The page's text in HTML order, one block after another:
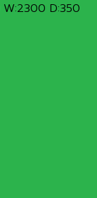
W:2300 D:350